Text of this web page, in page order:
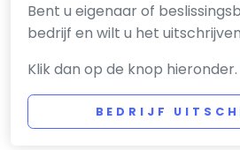
Bent u eigenaar of
bedrijf en wilt u het
Klik dan op de knop hieronder.
BEDRIJF